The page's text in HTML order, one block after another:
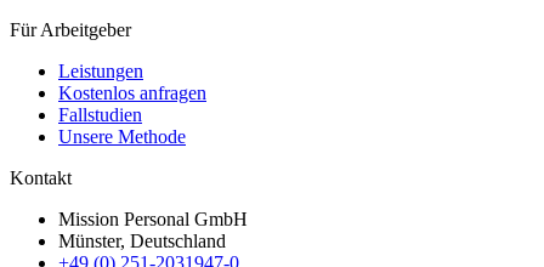
Für Arbeitgeber
Leistungen
Kostenlos anfragen
Fallstudien
Unsere Methode
Kontakt
Mission Personal GmbH
Münster, Deutschland
+49 (0) 251-2031947-0